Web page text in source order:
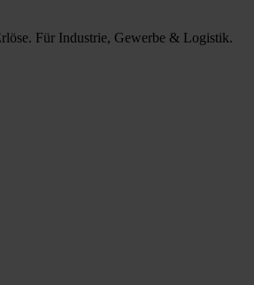
Für Industrie, Gewerbe & Logistik.